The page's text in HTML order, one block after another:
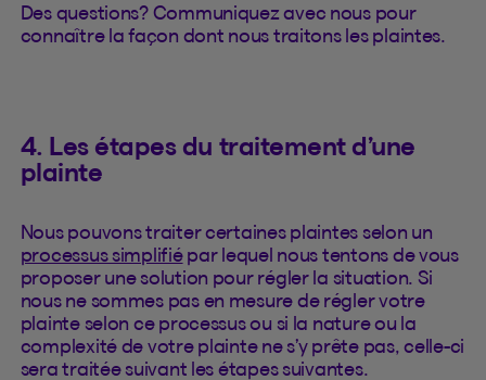
Des questions? Communiquez avec nous pour
connaître la façon dont nous traitons les plaintes.
4. Les étapes du traitement d’une
plainte
Nous pouvons traiter certaines plaintes selon un
processus simplifiépar lequel nous tentons de vous
proposer une solution pour régler la situation. Si
nous ne sommes pas en mesure de régler votre
plainte selon ce processus ou si la nature ou la
complexité de votre plainte ne s’y prête pas, celle-ci
sera traitée suivant les étapes suivantes.